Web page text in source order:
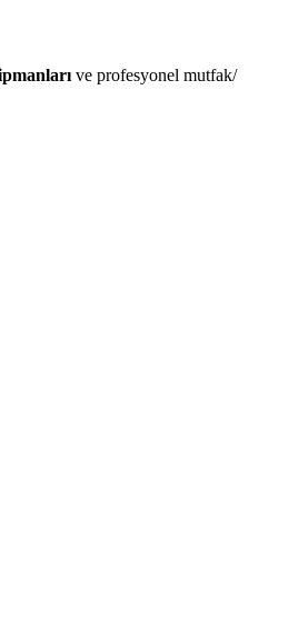
ve profesyonel mutfak/